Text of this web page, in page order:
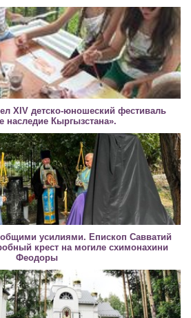
XIV детско-юношеский фестиваль
наследие Кыргызстана».
усилиями. Епископ Савватий
крест на могиле схимонахини
Феодоры